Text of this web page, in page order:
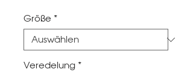
Größe *
Veredelung *